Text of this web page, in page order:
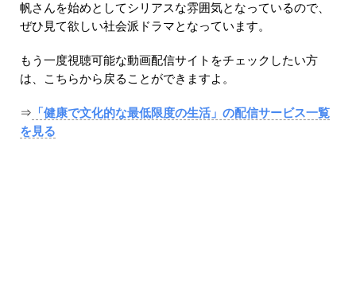
帆さんを始めとしてシリアスな雰囲気となっているので、
ぜひ見て欲しい社会派ドラマとなっています。
もう一度視聴可能な動画配信サイトをチェックしたい方
は、こちらから戻ることができますよ。
⇒ 「健康で文化的な最低限度の生活」の配信サービス一覧
を見る